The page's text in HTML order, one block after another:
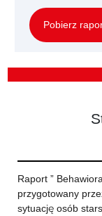
Pobierz
Raport ”
przygotowany
sytuację osób